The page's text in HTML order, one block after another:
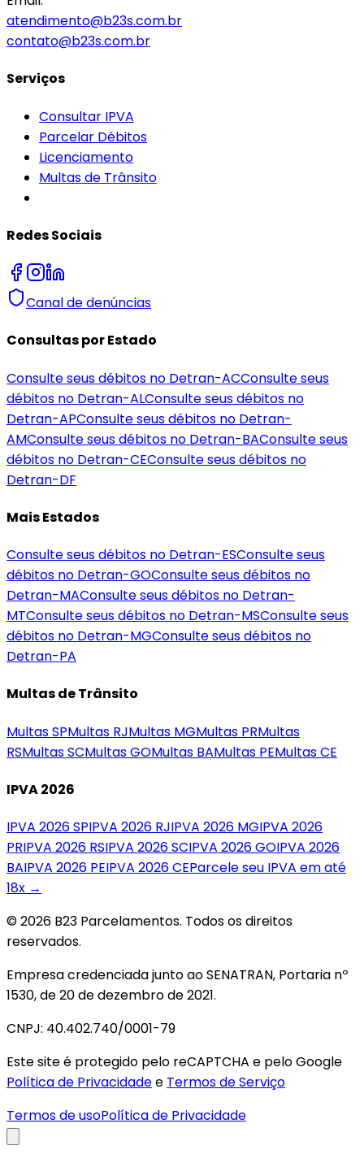
atendimento@b23s.com.br
contato@b23s.com.br
Serviços
Consultar IPVA
Parcelar Débitos
Licenciamento
Multas de Trânsito
Redes Sociais
Canal de denúncias
Consultas por Estado
Consulte seus débitos no Detran-ACConsulte seus
débitos no Detran-ALConsulte seus débitos no
Detran-APConsulte seus débitos no Detran-
AMConsulte seus débitos no Detran-BAConsulte seus
débitos no Detran-CEConsulte seus débitos no
Detran-DF
Mais Estados
Consulte seus débitos no Detran-ESConsulte seus
débitos no Detran-GOConsulte seus débitos no
Detran-MAConsulte seus débitos no Detran-
MTConsulte seus débitos no Detran-MSConsulte seus
débitos no Detran-MGConsulte seus débitos no
Detran-PA
Multas de Trânsito
MultasSPMultas RJMultas MGMultas PRMultas
RSMultasSCMultasGOMultas BAMultas PEMultasCE
IPVA 2026
IPVA 2026SPIPVA 2026 RJIPVA 2026 MGIPVA 2026
PRIPVA 2026 RSIPVA 2026SCIPVA 2026GOIPVA 2026
BAIPVA 2026 PEIPVA 2026CEParcele seu IPVA em até
18x →
© 2026 B23 Parcelamentos. Todos os direitos
reservados.
Empresa credenciada junto ao SENATRAN, Portaria nº
1530, de 20 de dezembro de 2021.
CNPJ: 40.402.740/0001-79
Este site é protegido pelo reCAPTCHA e pelo Google
Política de Privacidadee Termos de Serviço
Termos de usoPolítica de Privacidade